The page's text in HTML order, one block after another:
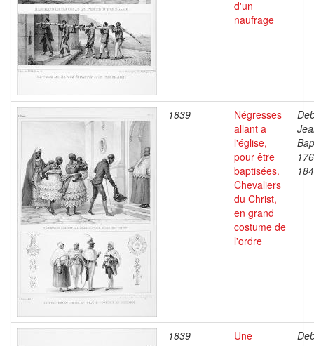
d'un
naufrage
1839
Négresses
allant a
l'église,
pour être
baptisées.
Chevaliers
du Christ,
en grand
costume de
l'ordre
1839
Une